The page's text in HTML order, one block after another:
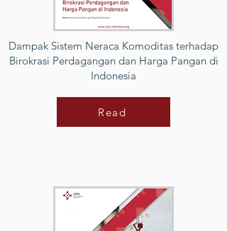
Dampak Sistem Neraca Komoditas terhadap
Birokrasi Perdagangan dan Harga Pangan di
Indonesia
Read